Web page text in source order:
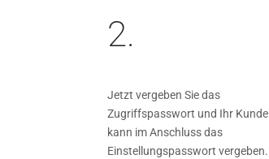
2.
Jetzt vergeben Sie das
Zugriffspasswort und Ihr Kunde
kann im Anschluss das
Einstellungspasswort vergeben.